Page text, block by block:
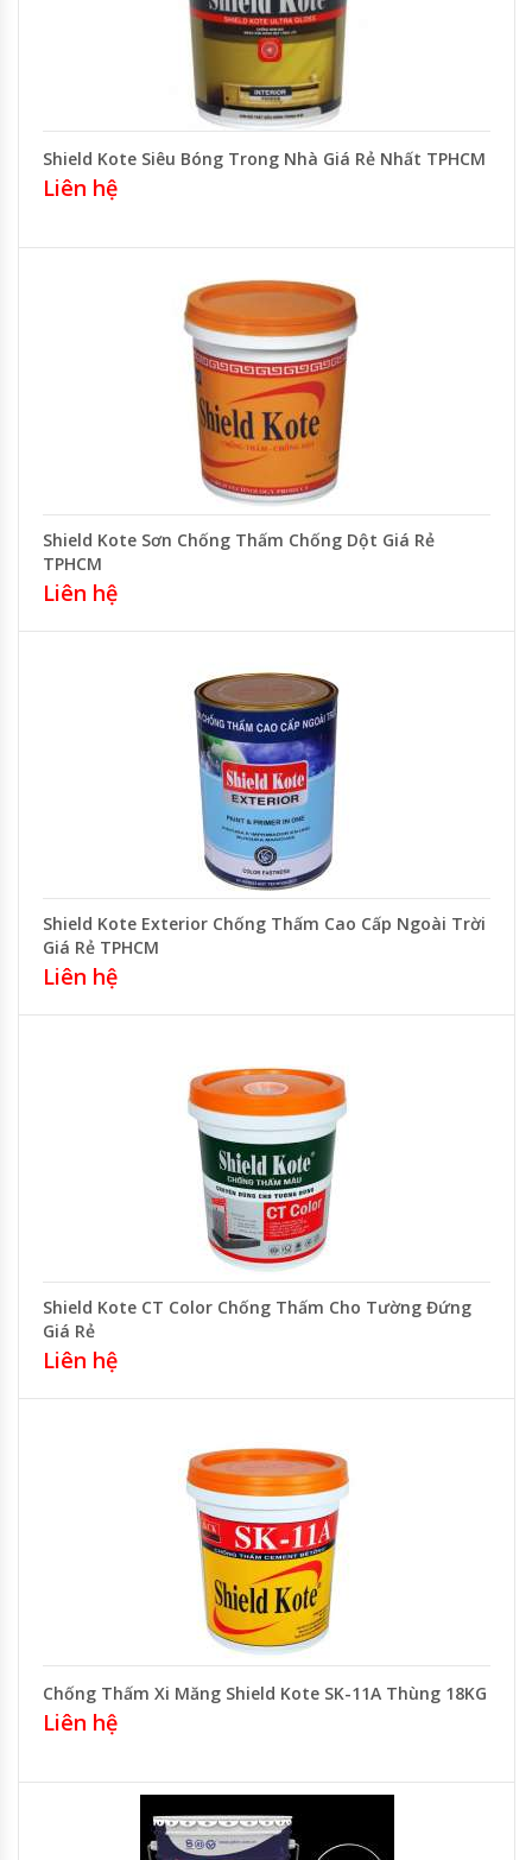
Shield Kote Siêu Bóng Trong Nhà Giá Rẻ Nhất TPHCM
Liên hệ
Shield Kote Sơn Chống Thấm Chống Dột Giá Rẻ
TPHCM
Liên hệ
Shield Kote Exterior Chống Thấm Cao Cấp Ngoài Trời
Giá Rẻ TPHCM
Liên hệ
Shield Kote CT Color Chống Thấm Cho Tường Đứng
Giá Rẻ
Liên hệ
Chống Thấm Xi Măng Shield Kote SK-11A Thùng 18KG
Liên hệ